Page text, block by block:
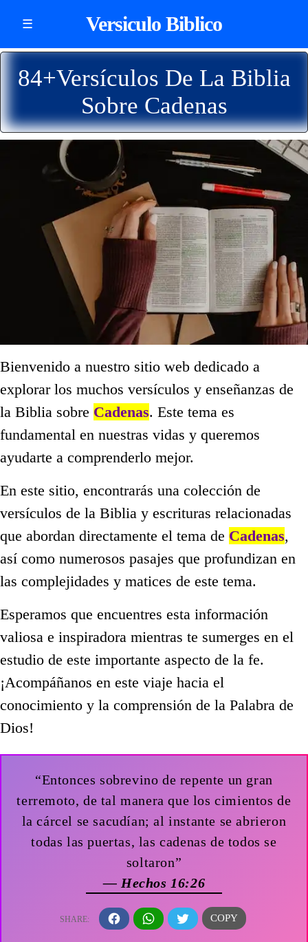
☰ Versiculo Biblico
84+Versículos De La Biblia
Sobre Cadenas
Bienvenido a nuestro sitio web dedicado a
explorar los muchos versículos y enseñanzas de
la Biblia sobre Cadenas. Este tema es
fundamental en nuestras vidas y queremos
ayudarte a comprenderlo mejor.
En este sitio, encontrarás una colección de
versículos de la Biblia y escrituras relacionadas
que abordan directamente el tema de Cadenas,
así como numerosos pasajes que profundizan en
las complejidades y matices de este tema.
Esperamos que encuentres esta información
valiosa e inspiradora mientras te sumerges en el
estudio de este importante aspecto de la fe.
¡Acompáñanos en este viaje hacia el
conocimiento y la comprensión de la Palabra de
Dios!
“Entonces sobrevino de repente un gran
terremoto, de tal manera que los cimientos de
la cárcel se sacudían; al instante se abrieron
todas las puertas, las cadenas de todos se
soltaron”
— Hechos 16:26